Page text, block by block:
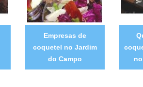
Empresas de
coquetel no Jardim
do Campo